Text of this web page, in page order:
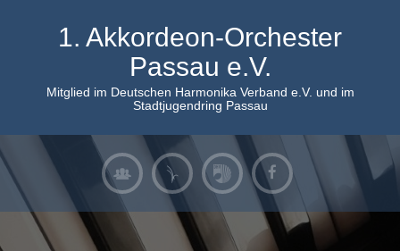
1. Akkordeon-Orchester
Passau e.V.
Mitglied im Deutschen Harmonika Verband e.V. und im
Stadtjugendring Passau